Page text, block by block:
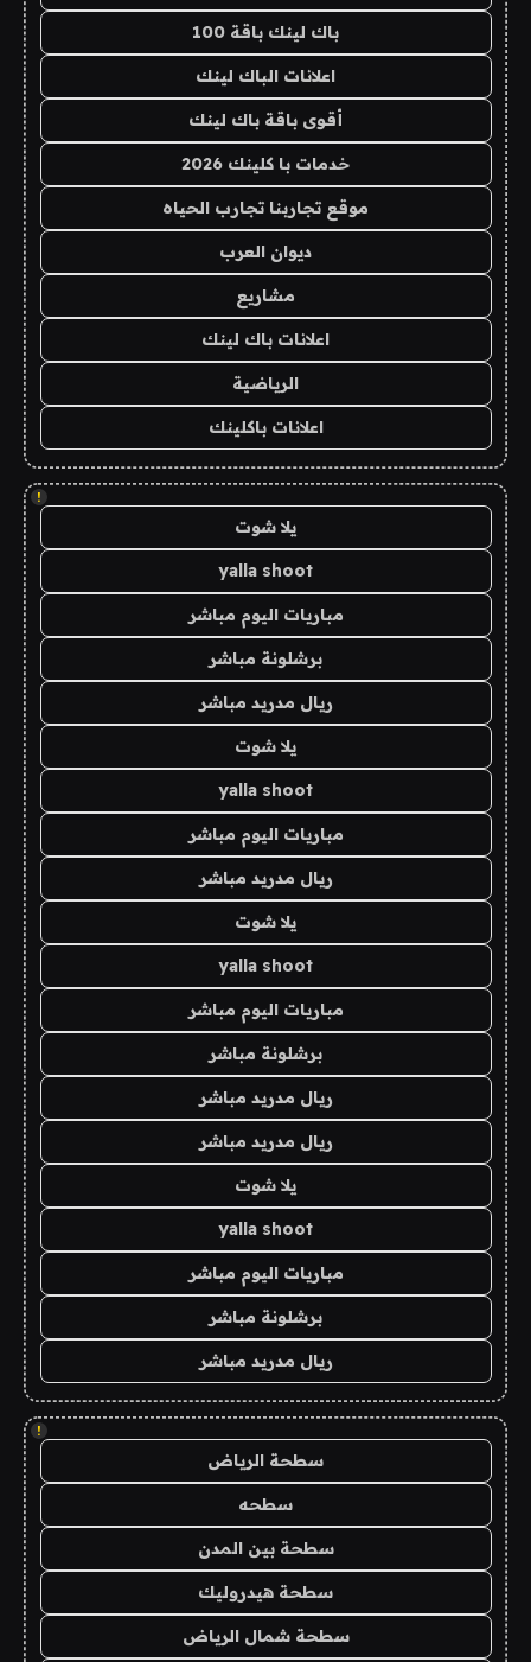
باك لينك باقة 100
اعلانات الباك لينك
أقوى باقة باك لينك
خدمات با كلينك 2026
موقع تجاربنا تجارب الحياه
ديوان العرب
مشاريع
اعلانات باك لينك
الرياضية
اعلانات باكلينك
!
يلا شوت
yalla shoot
مباريات اليوم مباشر
برشلونة مباشر
ريال مدريد مباشر
يلا شوت
yalla shoot
مباريات اليوم مباشر
ريال مدريد مباشر
يلا شوت
yalla shoot
مباريات اليوم مباشر
برشلونة مباشر
ريال مدريد مباشر
ريال مدريد مباشر
يلا شوت
yalla shoot
مباريات اليوم مباشر
برشلونة مباشر
ريال مدريد مباشر
!
سطحة الرياض
سطحه
سطحة بين المدن
سطحة هيدروليك
سطحة شمال الرياض